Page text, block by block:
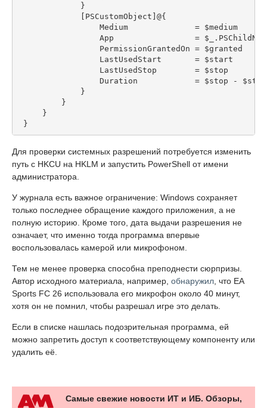
}
[PSCustomObject]@{
Medium              = $medium
App                 =
PermissionGrantedOn = $granted
LastUsedStart       = $start
LastUsedStop        = $stop
Duration            = $stop -
}
}
}
}
Для проверки системных разрешений потребуется изменить
путь с HKCU на HKLM и запустить PowerShell от имени
администратора.
У журнала есть важное ограничение: Windows сохраняет
только последнее обращение каждого приложения, а не
полную историю. Кроме того, дата выдачи разрешения не
означает, что именно тогда программа впервые
воспользовалась камерой или микрофоном.
Тем не менее проверка способна преподнести сюрпризы.
Автор исходного материала, например, обнаружил , что EA
Sports FC 26 использовала его микрофон около 40 минут,
хотя он не помнил, чтобы разрешал игре это делать.
Если в списке нашлась подозрительная программа, ей
можно запретить доступ к соответствующему компоненту или
удалить её.
Самые свежие новости ИТ и ИБ. Обзоры,